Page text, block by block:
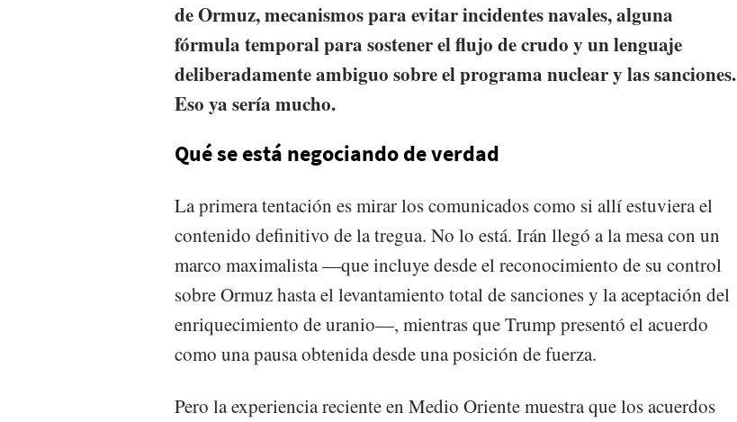
de Ormuz, mecanismos para evitar incidentes navales, alguna
fórmula temporal para sostener el flujo de crudo y un lenguaje
deliberadamente ambiguo sobre el programa nuclear y las sanciones.
Eso ya sería mucho.
Qué se está negociando de verdad
La primera tentación es mirar los comunicados como si allí estuviera el
contenido definitivo de la tregua. No lo está. Irán llegó a la mesa con un
marco maximalista —que incluye desde el reconocimiento de su control
sobre Ormuz hasta el levantamiento total de sanciones y la aceptación del
enriquecimiento de uranio—, mientras que Trump presentó el acuerdo
como una pausa obtenida desde una posición de fuerza.
Pero la experiencia reciente en Medio Oriente muestra que los acuerdos